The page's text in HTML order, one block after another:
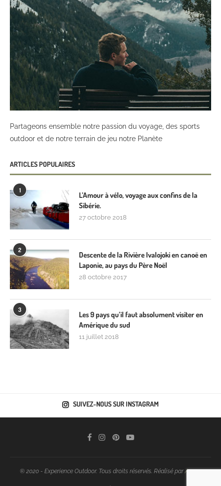
Partageons ensemble notre passion du voyage, des sports
outdoor et de notre terrain de jeu notre Planète
ARTICLES POPULAIRES
1
L’Amour à vélo, voyage aux confins de la
Sibérie.
27 octobre 2018
2
Descente de la Rivière Ivalojoki en canoë en
Laponie, au pays du Père Noël
28 octobre 2017
3
Les 9 pays qu’il faut absolument visiter en
Amérique du sud
11 juillet 2018
SUIVEZ-NOUS SUR INSTAGRAM
® 2020 - Experience Outdoor. Tous droits réservés. Réalisé parAraoo